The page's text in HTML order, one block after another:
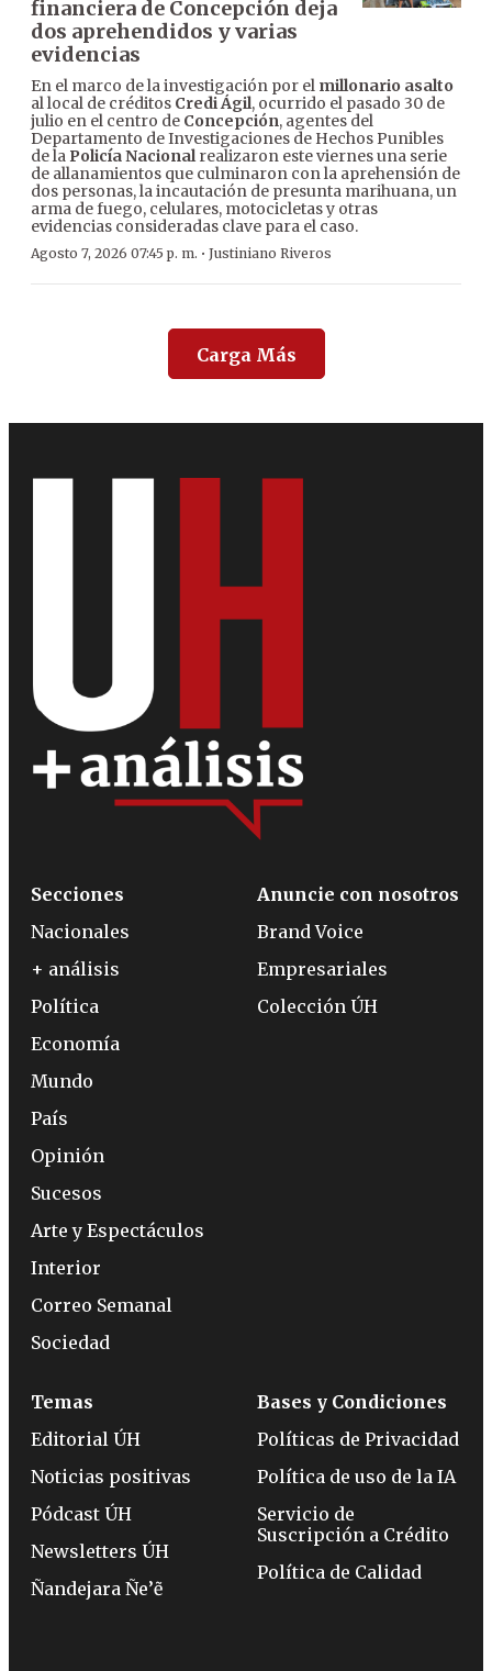
financiera de Concepción deja
dos aprehendidos y varias
evidencias
En el marco de la investigación por el millonario asalto
al local de créditos Credi Ágil, ocurrido el pasado 30 de
julio en el centro de Concepción, agentes del
Departamento de Investigaciones de Hechos Punibles
de la Policía Nacionalrealizaron este viernes una serie
de allanamientos que culminaron con la aprehensión de
dos personas, la incautación de presunta marihuana, un
arma de fuego, celulares, motocicletas y otras
evidencias consideradas clave para el caso.
Agosto 7, 2026 07:45 p. m. · Justiniano Riveros
Carga Más
Secciones
Nacionales
+ análisis
Política
Economía
Mundo
País
Opinión
Sucesos
Arte y Espectáculos
Interior
Correo Semanal
Sociedad
Anuncie con nosotros
Brand Voice
Empresariales
Colección ÚH
Temas
Editorial ÚH
Noticias positivas
Pódcast ÚH
Newsletters ÚH
Ñandejara Ñe’ẽ
Bases y Condiciones
Políticas de Privacidad
Política de uso de la IA
Servicio de
Suscripción a Crédito
Política de Calidad